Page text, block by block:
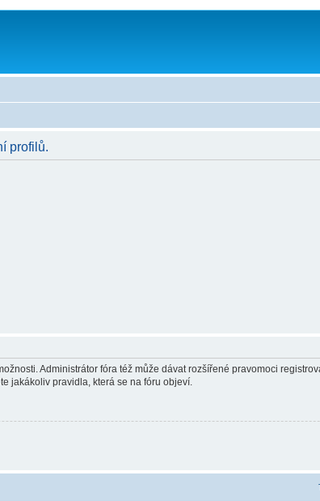
profilů.
Administrátor fóra též může dávat rozšířené pravomoci
jakákoliv pravidla, která se na fóru objeví.